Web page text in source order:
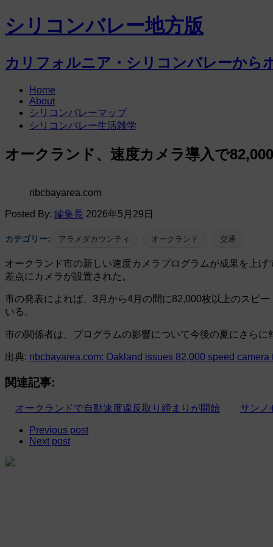
シリコンバレー地方版
カリフォルニア・シリコンバレーから
Home
About
シリコンバレーマップ
シリコンバレー生活雑学
オークランド、速度カメラ導入で
nbcbayarea.com
Posted By: 編集長 2026年5月29日
カテゴリー: アラメダカウンティ オークランド 交通
オークランド市の新しい速度カメラプログラムが成果を上
差点にカメラが設置された。
市の発表によれば、3月から4月の間に82,000枚以上のスピ
いる。
市の関係者は、プログラムの影響について今後の夏にさら
出典: nbcbayarea.com: Oakland issues 82,000 speed
関連記事:
オークランドで自動速度違反取り締まりが開始 サンノ
Previous post
Next post